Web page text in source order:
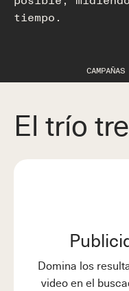
tiempo.
El trío
Domina los
video en el